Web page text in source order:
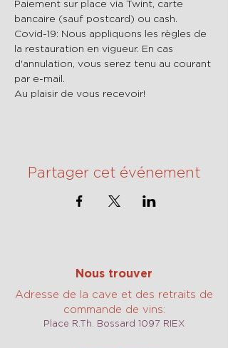
Paiement sur place via Twint, carte
bancaire (sauf postcard) ou cash.
Covid-19: Nous appliquons les règles de
la restauration en vigueur. En cas
d'annulation, vous serez tenu au courant
par e-mail.
Au plaisir de vous recevoir!
Partager cet événement
Nous trouver
Adresse de la cave et des retraits de
commande de vins:
Place R.Th. Bossard 1097 RIEX